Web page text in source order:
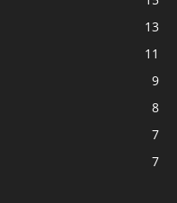
13
11
9
8
7
7